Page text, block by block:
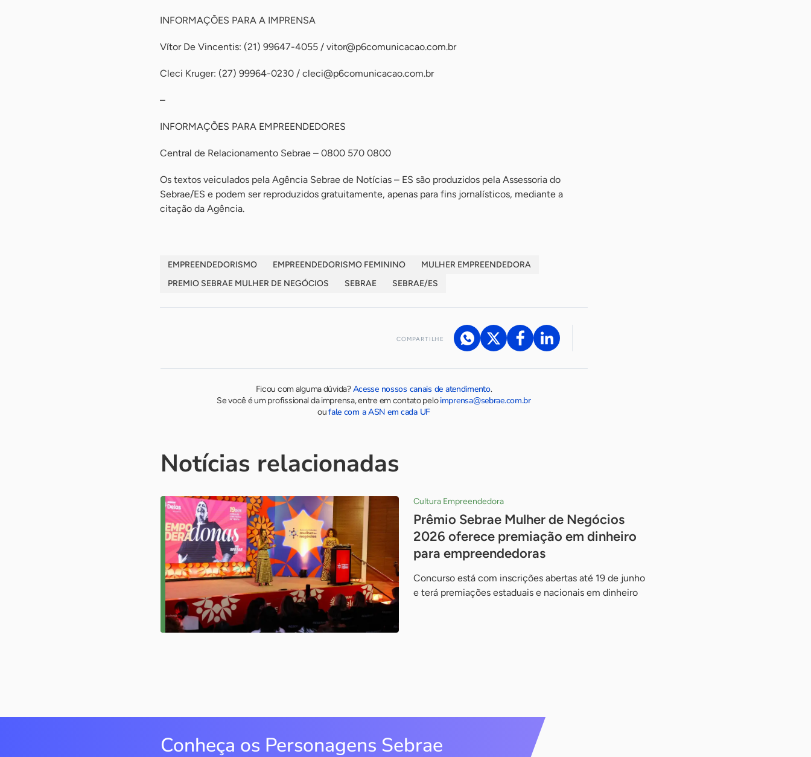
INFORMAÇÕES PARA A IMPRENSA
Vítor De Vincentis: (21) 99647-4055 / vitor@p6comunicacao.com.br
Cleci Kruger: (27) 99964-0230 / cleci@p6comunicacao.com.br
–
INFORMAÇÕES PARA EMPREENDEDORES
Central de Relacionamento Sebrae – 0800 570 0800
Os textos veiculados pela Agência Sebrae de Notícias – ES são produzidos pela Assessoria do
Sebrae/ES e podem ser reproduzidos gratuitamente, apenas para fins jornalísticos, mediante a
citação da Agência.
EMPREENDEDORISMO EMPREENDEDORISMO FEMININO
MULHER EMPREENDEDORA
PREMIO SEBRAE MULHER DE NEGÓCIOS
SEBRAE SEBRAE/ES
COMPARTILHE
Ficou com alguma dúvida?Acesse nossos canais de atendimento.
Se você é um profissional da imprensa, entre em contato peloimprensa@sebrae.com.br
oufale com a ASN em cada UF
Notícias relacionadas
Cultura Empreendedora
Prêmio Sebrae Mulher de Negócios
2026 oferece premiação em dinheiro
para empreendedoras
Concurso está com inscrições abertas até 19 de junho
e terá premiações estaduais e nacionais em dinheiro
Conheça os Personagens Sebrae